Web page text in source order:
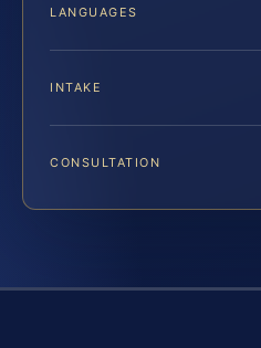
LANGUAGES
INTAKE
CONSULTATION